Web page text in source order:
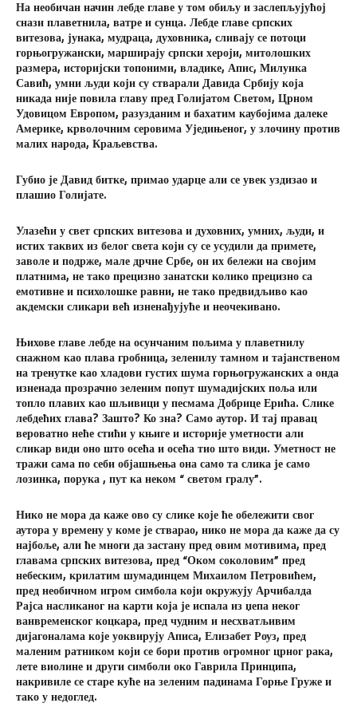
На необичан начин лебде главе у том обиљу и заслепљујућој
снази плаветнила, ватре и сунца. Лебде главе српских
витезова, јунака, мудраца, духовника, сливају се потоци
горњогружански, марширају српски хероји, митолошких
размера, историјски топоними, владике, Апис, Милунка
Савић, умни људи који су стварали Давида Србију која
никада није повила главу пред Голијатом Светом, Црном
Удовицом Европом, разузданим и бахатим каубојима далеке
Америке, крволочним серовима Уједињеног, у злочину против
малих народа, Краљевства.
Губио је Давид битке, примао ударце али се увек уздизао и
плашио Голијате.
Улазећи у свет српских витезова и духовних, умних, људи, и
истих таквих из белог света који су се усудили да примете,
заволе и подрже, мале дрчне Србе, он их бележи на својим
платнима, не тако прецизно занатски колико прецизно са
емотивне и психолошке равни, не тако предвидљиво као
акдемски сликари већ изненађујуће и неочекивано.
Њихове главе лебде на осунчаним пољима у плаветнилу
снажном као плава гробница, зеленилу тамном и тајанственом
на тренутке као хладови густих шума горњогружанских а онда
изненада прозрачно зеленим попут шумадијских поља или
топло плавих као шљивици у песмама Добрице Ерића. Слике
лебдећих глава? Зашто? Ко зна? Само аутор. И тај правац
вероватно неће стићи у књиге и историје уметности али
сликар види оно што осећа и осећа тио што види. Уметност не
тражи сама по себи објашњења она само та слика је само
лозинка, порука , пут ка неком “ светом гралу”.
Нико не мора да каже ово су слике које ће обележити свог
аутора у времену у коме је стварао, нико не мора да каже да су
најбоље, али ће многи да застану пред овим мотивима, пред
главама српских витезова, пред “Оком соколовим” пред
небеским, крилатим шумадинцем Михаилом Петровићем,
пред необичном игром симбола који окружују Арчибалда
Рајса насликаног на карти која је испала из џепа неког
ванвременског коцкара, пред чудним и несхватљивим
дијагоналама које уоквирују Аписа, Елизабет Роуз, пред
маленим ратником који се бори против огромног црног рака,
лете виолине и други симболи око Гаврила Принципа,
накривиле се старе куће на зеленим падинама Горње Груже и
тако у недоглед.